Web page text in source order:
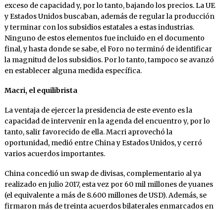
exceso de capacidad y, por lo tanto, bajando los precios. La UE
y Estados Unidos buscaban, además de regular la producción
y terminar con los subsidios estatales a estas industrias.
Ninguno de estos elementos fue incluido en el documento
final, y hasta donde se sabe, el Foro no terminó de identificar
la magnitud de los subsidios. Por lo tanto, tampoco se avanzó
en establecer alguna medida específica.
Macri, el equilibrista
La ventaja de ejercer la presidencia de este evento es la
capacidad de intervenir en la agenda del encuentro y, por lo
tanto, salir favorecido de ella. Macri aprovechó la
oportunidad, medió entre China y Estados Unidos, y cerró
varios acuerdos importantes.
China concedió un swap de divisas, complementario al ya
realizado en julio 2017, esta vez por 60 mil millones de yuanes
(el equivalente a más de 8.600 millones de USD). Además, se
firmaron más de treinta acuerdos bilaterales enmarcados en